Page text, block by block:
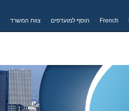
צוות המשרד הוסף למועדפים French